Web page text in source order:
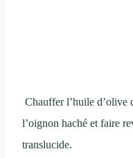
Chauffer l’huile d’olive
l’oignon haché et faire
translucide.